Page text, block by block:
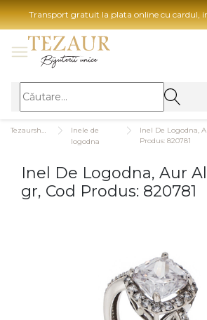
Transport gratuit la plata online cu cardul,
BIJUTERII
BIJUTERII FEMEI
Inele
Bratari
Coliere
Inele de
logodna
Inel De Logodna,
Produs: 820781
Inel De Logodna, Aur
gr, Cod Produs: 820781